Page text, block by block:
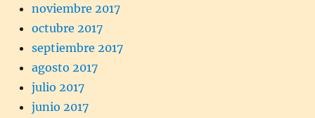
noviembre 2017
octubre 2017
septiembre 2017
agosto 2017
julio 2017
junio 2017